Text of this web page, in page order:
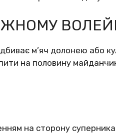
м’яч долонею або
на половину
на сторону